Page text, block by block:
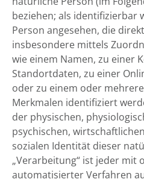
beziehen; als identifizierbar
Person angesehen, die
insbesondere mittels
wie einem Namen, zu einer
Standortdaten, zu einer
oder zu einem oder
Merkmalen identifiziert
der physischen,
psychischen,
sozialen Identität dieser
„Verarbeitung“ ist jeder mit
automatisierter Verfahren